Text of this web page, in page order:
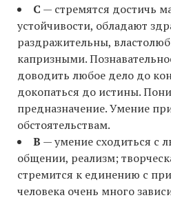
С — стремятся достичь
устойчивости, обладают
раздражительны,
капризными.
доводить любое дело до
докопаться до истины.
предназначение. Умение
обстоятельствам.
В — умение сходиться с
общении, реализм;
стремится к единению с
человека очень много